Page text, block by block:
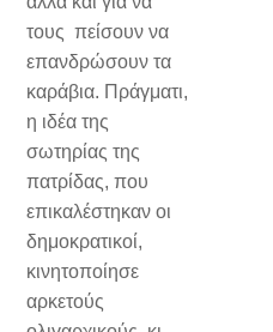
τους πείσουν να
επανδρώσουν τα
καράβια. Πράγματι,
η ιδέα της
σωτηρίας της
πατρίδας, που
επικαλέστηκαν οι
δημοκρατικοί,
κινητοποίησε
αρκετούς